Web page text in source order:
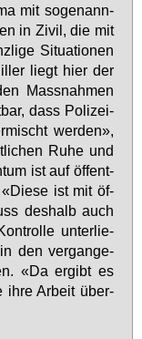
mit so­ge­nann­
in Zi­vil, die mit
Si­tua­tio­nen
liegt hier der
Mass­nah­men
dass Po­li­zei­
wer­den»,
Ru­he und
ist auf öf­fent­
«Die­se ist mit öf­
des­halb auch
un­ter­lie­
den ver­gan­ge­
«Da er­gibt es
ih­re Ar­beit über­